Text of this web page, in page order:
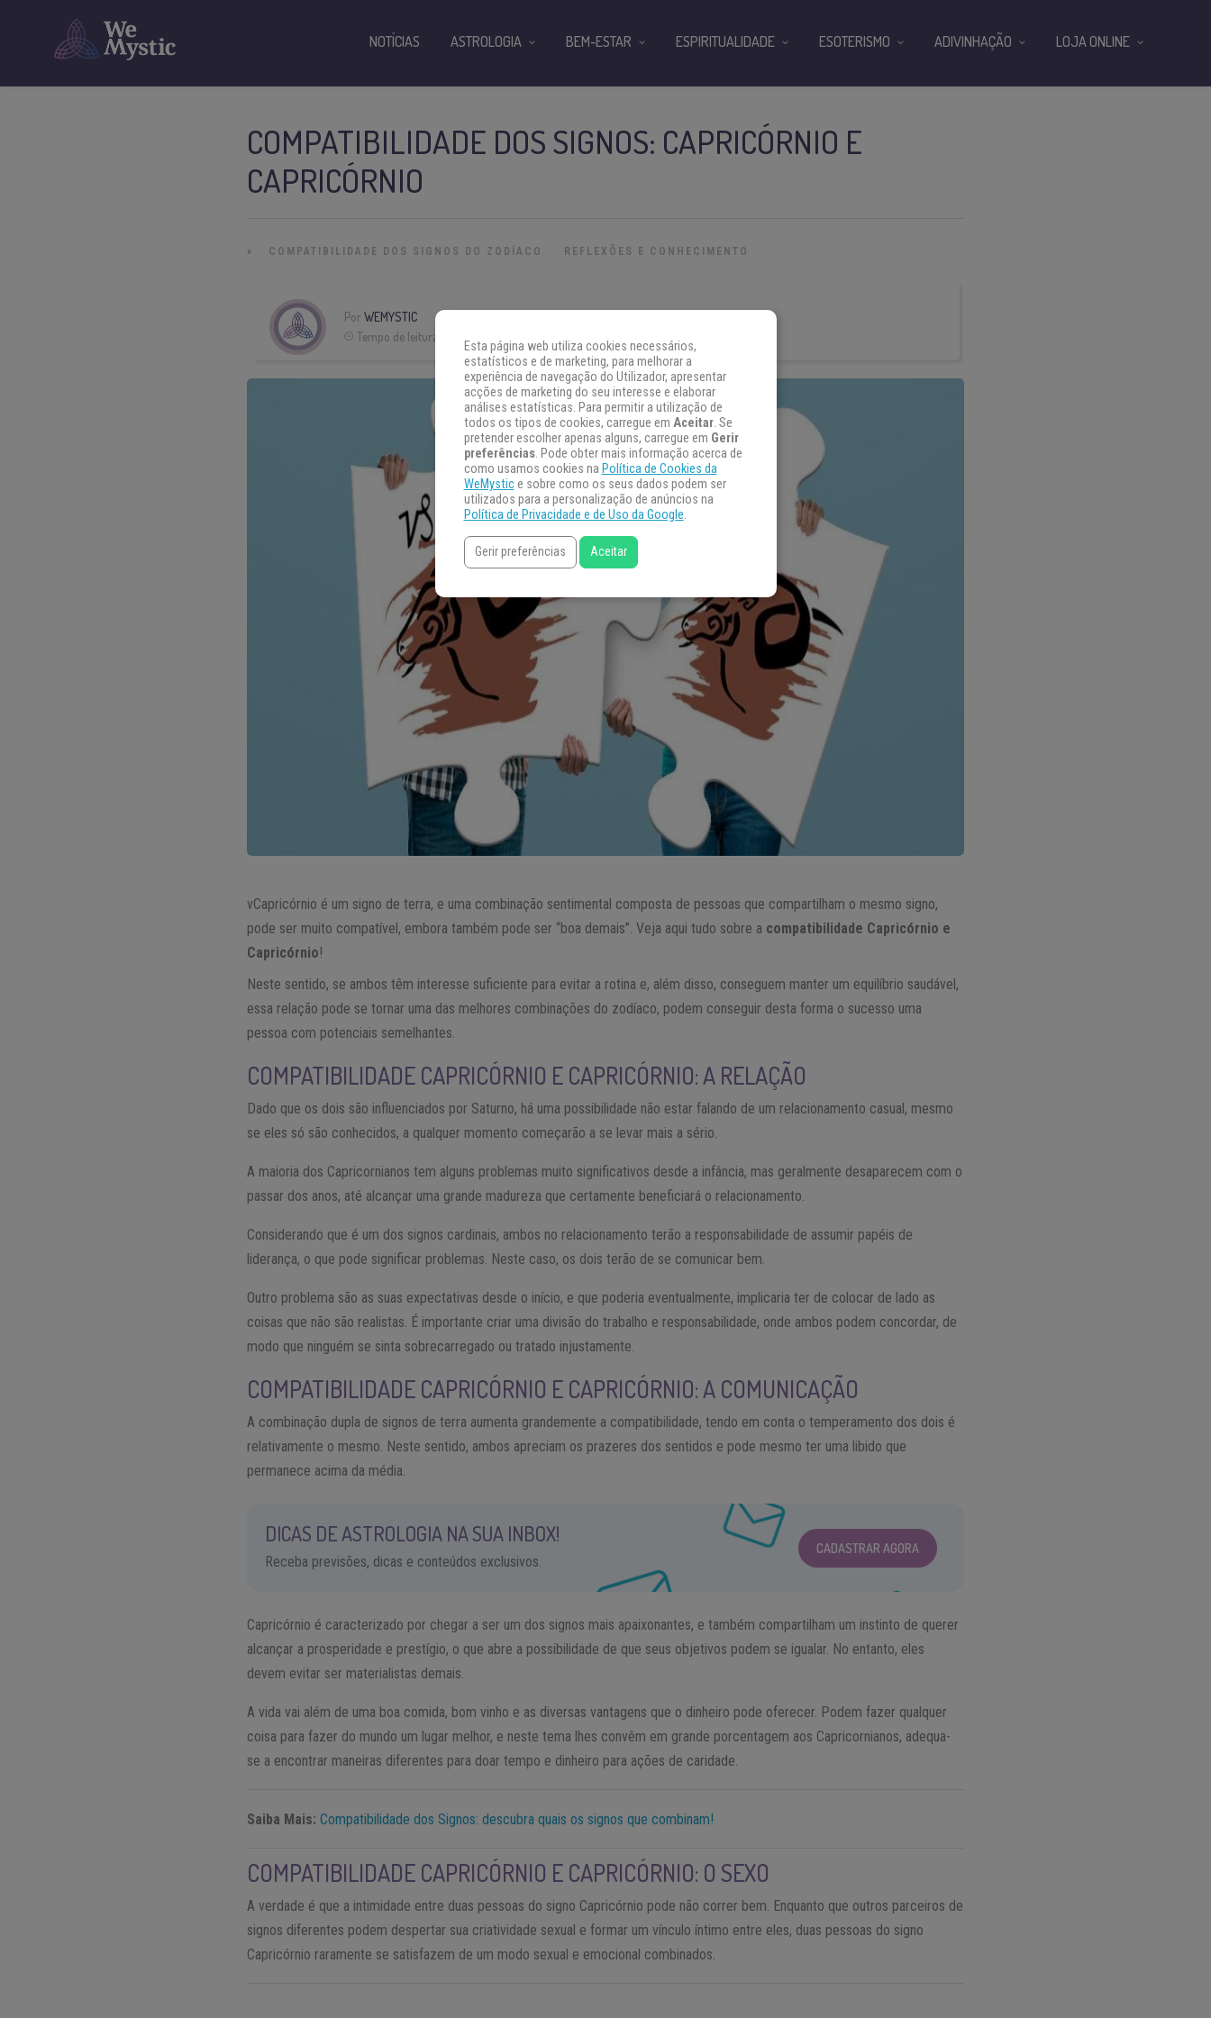
COMPATIBILIDADE DOS SIGNOS: CAPRICÓRNIO E
CAPRICÓRNIO
» COMPATIBILIDADE DOS SIGNOS DO ZODÍACO REFLEXÕES E CONHECIMENTO
PorWEMYSTIC
Tempo de leitura:
vCapricórnio é um signo de terra, e uma combinação sentimental composta de pessoas que compartilham o mesmo signo,
pode ser muito compatível, embora também pode ser “boa demais”. Veja aqui tudo sobre a compatibilidade Capricórnio e
Capricórnio!
Neste sentido, se ambos têm interesse suficiente para evitar a rotina e, além disso, conseguem manter um equilíbrio saudável,
essa relação pode se tornar uma das melhores combinações do zodíaco, podem conseguir desta forma o sucesso uma
pessoa com potenciais semelhantes.
COMPATIBILIDADE CAPRICÓRNIO E CAPRICÓRNIO: A RELAÇÃO
Dado que os dois são influenciados por Saturno, há uma possibilidade não estar falando de um relacionamento casual, mesmo
se eles só são conhecidos, a qualquer momento começarão a se levar mais a sério.
A maioria dos Capricornianos tem alguns problemas muito significativos desde a infância, mas geralmente desaparecem com o
passar dos anos, até alcançar uma grande madureza que certamente beneficiará o relacionamento.
Considerando que é um dos signos cardinais, ambos no relacionamento terão a responsabilidade de assumir papéis de
liderança, o que pode significar problemas. Neste caso, os dois terão de se comunicar bem.
Outro problema são as suas expectativas desde o início, e que poderia eventualmente, implicaria ter de colocar de lado as
coisas que não são realistas. É importante criar uma divisão do trabalho e responsabilidade, onde ambos podem concordar, de
modo que ninguém se sinta sobrecarregado ou tratado injustamente.
COMPATIBILIDADE CAPRICÓRNIO E CAPRICÓRNIO: A COMUNICAÇÃO
A combinação dupla de signos de terra aumenta grandemente a compatibilidade, tendo em conta o temperamento dos dois é
relativamente o mesmo. Neste sentido, ambos apreciam os prazeres dos sentidos e pode mesmo ter uma libido que
permanece acima da média.
DICAS DE ASTROLOGIA NA SUA INBOX!
Receba previsões, dicas e conteúdos exclusivos.
CADASTRAR AGORA
Capricórnio é caracterizado por chegar a ser um dos signos mais apaixonantes, e também compartilham um instinto de querer
alcançar a prosperidade e prestígio, o que abre a possibilidade de que seus objetivos podem se igualar. No entanto, eles
devem evitar ser materialistas demais.
A vida vai além de uma boa comida, bom vinho e as diversas vantagens que o dinheiro pode oferecer. Podem fazer qualquer
coisa para fazer do mundo um lugar melhor, e neste tema lhes convêm em grande porcentagem aos Capricornianos, adequa-
se a encontrar maneiras diferentes para doar tempo e dinheiro para ações de caridade.
Saiba Mais: Compatibilidade dos Signos: descubra quais os signos que combinam!
COMPATIBILIDADE CAPRICÓRNIO E CAPRICÓRNIO: O SEXO
A verdade é que a intimidade entre duas pessoas do signo Capricórnio pode não correr bem. Enquanto que outros parceiros de
signos diferentes podem despertar sua criatividade sexual e formar um vínculo íntimo entre eles, duas pessoas do signo
Capricórnio raramente se satisfazem de um modo sexual e emocional combinados.
NOTÍCIAS ASTROLOGIA BEM-ESTAR ESPIRITUALIDADE ESOTERISMO ADIVINHAÇÃO LOJA ONLINE
Esta página web utiliza cookies necessários,
estatísticos e de marketing, para melhorar a
experiência de navegação do Utilizador, apresentar
acções de marketing do seu interesse e elaborar
análises estatísticas. Para permitir a utilização de
todos os tipos de cookies, carregue em Aceitar. Se
pretender escolher apenas alguns, carregue em Gerir
preferências. Pode obter mais informação acerca de
como usamos cookies na Política de Cookies da
WeMystice sobre como os seus dados podem ser
utilizados para a personalização de anúncios na
Política de Privacidade e de Uso da Google.
Gerir preferências Aceitar